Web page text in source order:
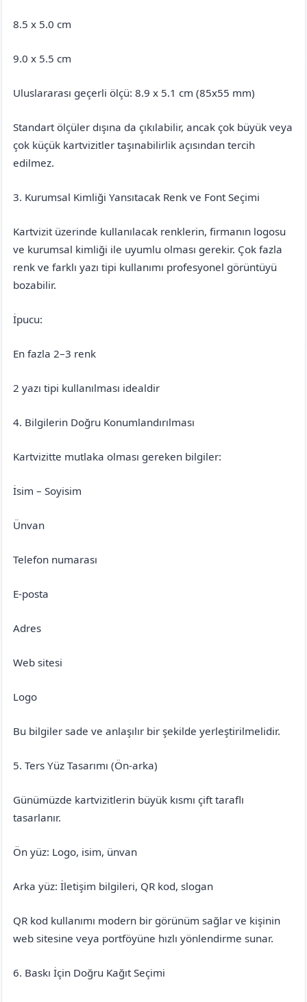
8.5 x 5.0 cm
9.0 x 5.5 cm
Uluslararası geçerli ölçü: 8.9 x 5.1 cm (85x55 mm)
Standart ölçüler dışına da çıkılabilir, ancak çok büyük veya
çok küçük kartvizitler taşınabilirlik açısından tercih
edilmez.
3. Kurumsal Kimliği Yansıtacak Renk ve Font Seçimi
Kartvizit üzerinde kullanılacak renklerin, firmanın logosu
ve kurumsal kimliği ile uyumlu olması gerekir. Çok fazla
renk ve farklı yazı tipi kullanımı profesyonel görüntüyü
bozabilir.
İpucu:
En fazla 2–3 renk
2 yazı tipi kullanılması idealdir
4. Bilgilerin Doğru Konumlandırılması
Kartvizitte mutlaka olması gereken bilgiler:
İsim – Soyisim
Ünvan
Telefon numarası
E-posta
Adres
Web sitesi
Logo
Bu bilgiler sade ve anlaşılır bir şekilde yerleştirilmelidir.
5. Ters Yüz Tasarımı (Ön-arka)
Günümüzde kartvizitlerin büyük kısmı çift taraflı
tasarlanır.
Ön yüz: Logo, isim, ünvan
Arka yüz: İletişim bilgileri, QR kod, slogan
QR kod kullanımı modern bir görünüm sağlar ve kişinin
web sitesine veya portföyüne hızlı yönlendirme sunar.
6. Baskı İçin Doğru Kağıt Seçimi